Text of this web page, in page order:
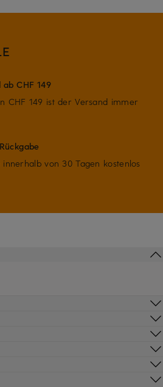
ab CHF 149
CHF 149 ist der Versand immer
von 30 Tagen kostenlos